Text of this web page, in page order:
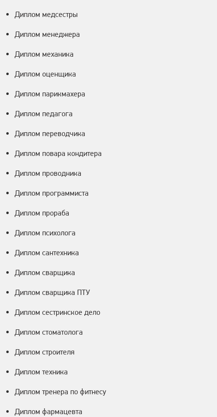
Диплом медсестры
Диплом менеджера
Диплом механика
Диплом оценщика
Диплом парикмахера
Диплом педагога
Диплом переводчика
Диплом повара кондитера
Диплом проводника
Диплом программиста
Диплом прораба
Диплом психолога
Диплом сантехника
Диплом сварщика
Диплом сварщика ПТУ
Диплом сестринское дело
Диплом стоматолога
Диплом строителя
Диплом техника
Диплом тренера по фитнесу
Диплом фармацевта